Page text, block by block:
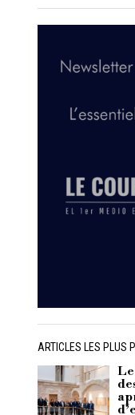
ARTICLES LES PLUS